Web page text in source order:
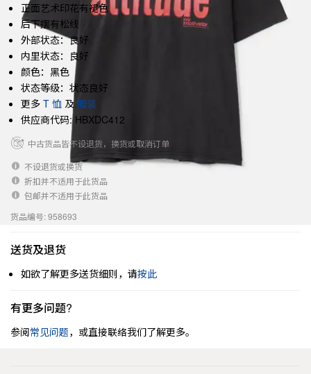
正面艺术印花有褪色
后下摆有松线
外部状态：良好
内里状态：良好
颜色：黑色
状态等级：状态良好
更多 T 恤 及 服装
供应商代码: HBXDC412
中古货品皆不设退货，换货或取消订单
不设退货或换货
折扣并不适用于此货品
包邮并不适用于此货品
货品编号: 958693
送货及退货
如欲了解更多送货细则，请按此
有更多问题?
参阅常见问题，或直接联络我们了解更多。